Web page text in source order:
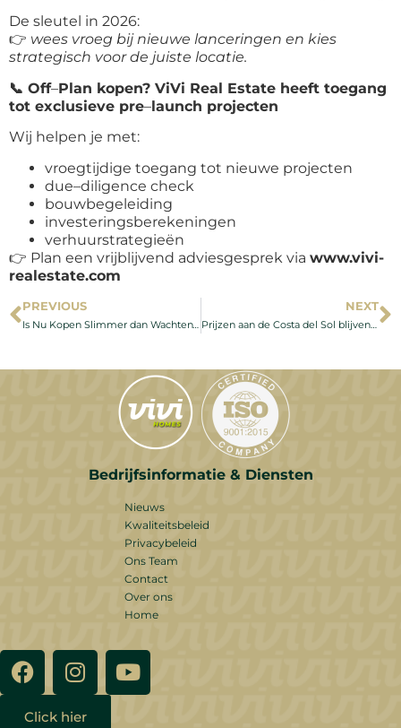
De sleutel in 2026:
👉 wees vroeg bij nieuwe lanceringen en kies
strategisch voor de juiste locatie.
📞 Off–Plan kopen? ViVi Real Estate heeft toegang
tot exclusieve pre–launch projecten
Wij helpen je met:
vroegtijdige toegang tot nieuwe projecten
due–diligence check
bouwbegeleiding
investeringsberekeningen
verhuurstrategieën
👉 Plan een vrijblijvend adviesgesprek via www.vivi-
realestate.com
PREVIOUS
Is Nu Kopen Slimmer dan Wachten? – Een Objectieve Analyse voor 2026
NEXT
Prijzen aan de Costa del Sol blijven stijgen — dit betekent het voor kopers in 2026
Bedrijfsinformatie & Diensten
Nieuws
Kwaliteitsbeleid
Privacybeleid
Ons Team
Contact
Over ons
Home
Click hier